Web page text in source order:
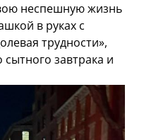
неспешную жизнь
в руках с
трудности»,
завтрака и